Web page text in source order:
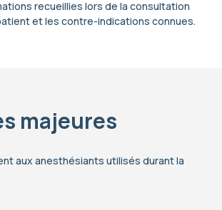
recueillies lors de la consultation
et les contre-indications connues.
majeures
aux anesthésiants utilisés durant la